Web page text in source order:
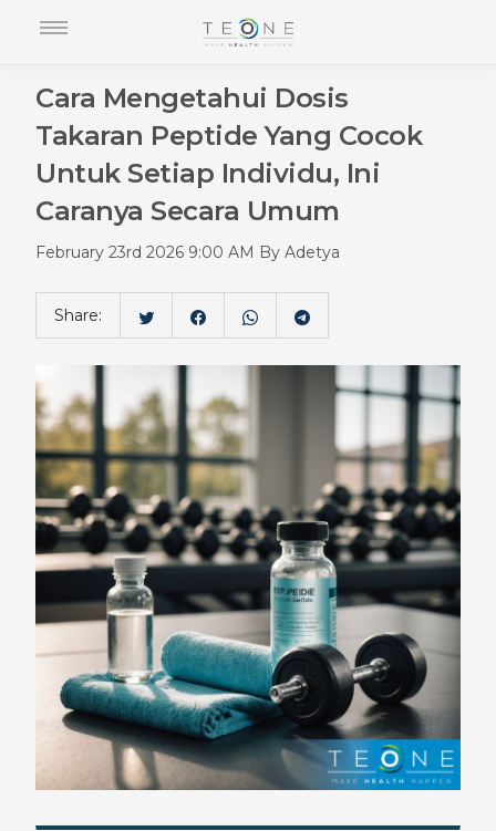
Cara Mengetahui Dosis
Takaran Peptide Yang Cocok
Untuk Setiap Individu, Ini
Caranya Secara Umum
February 23rd 2026 9:00 AM By Adetya
Share: